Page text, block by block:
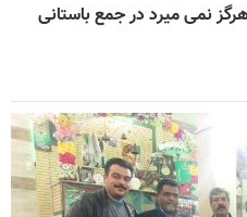
هرگز نمی میرد در جمع باستانی